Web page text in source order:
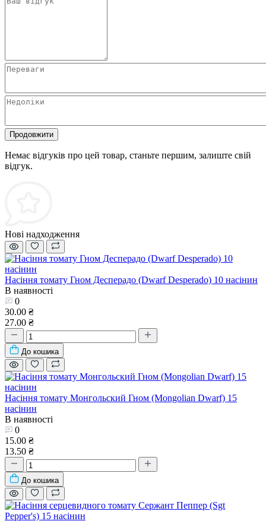
Продовжити
Немає відгуків про цей товар, станьте першим, залиште свій
відгук.
Нові надходження
Насіння томату Гном Десперадо (Dwarf Desperado) 10 насінин
В наявності
0
30.00 ₴
27.00 ₴
До кошика
Насіння томату Монгольский Гном (Mongolian Dwarf) 15
насінин
В наявності
0
15.00 ₴
13.50 ₴
До кошика